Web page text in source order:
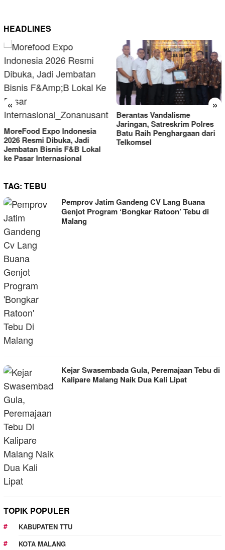
HEADLINES
« »
Berantas Vandalisme
Batu Raih Penghargaan dari
Telkomsel
RM OG Alami Kenaikan
Omset di Porprov IX Jatim
2025
TAG: TEBU
Pemprov Jatim Gandeng CV Lang Buana
Genjot Program ‘Bongkar Ratoon’ Tebu di
Malang
Kejar Swasembada Gula, Peremajaan Tebu di
Kalipare Malang Naik Dua Kali Lipat
TOPIK POPULER
KABUPATEN TTU
KOTA MALANG